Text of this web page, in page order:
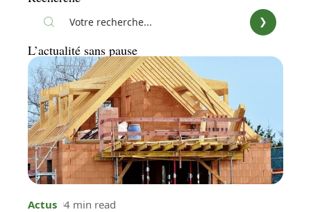
L’actualité sans pause
Actus 4 min read